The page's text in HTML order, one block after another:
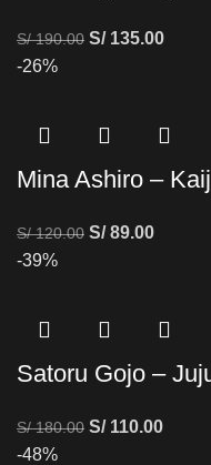
S/190.00 S/135.00
-26%
Mina Ashiro –
S/120.00 S/89.00
-39%
Satoru Gojo –
S/180.00 S/110.00
-48%